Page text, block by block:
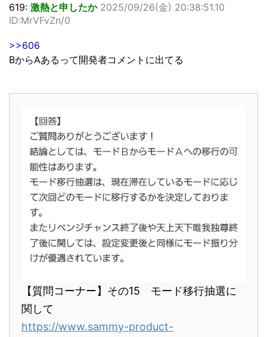
619: 激熱と申したか 2025/09/26(金) 20:38:51.10
ID:MrVFvZn/0
>>606
BからAあるって開発者コメントに出てる
【質問コーナー】その15 モード移行抽選に
関して
https://www.sammy-product-